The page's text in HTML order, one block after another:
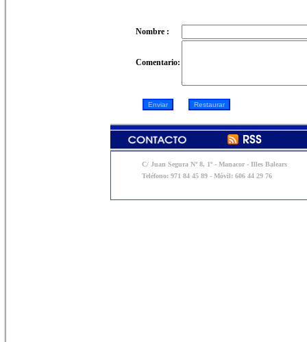
Nombre :
Comentario:
C/ Juan Segura Nº 8, 1º - Manacor - Illes Balears
Teléfono: 971 84 45 89 - Móvil: 606 44 29 76